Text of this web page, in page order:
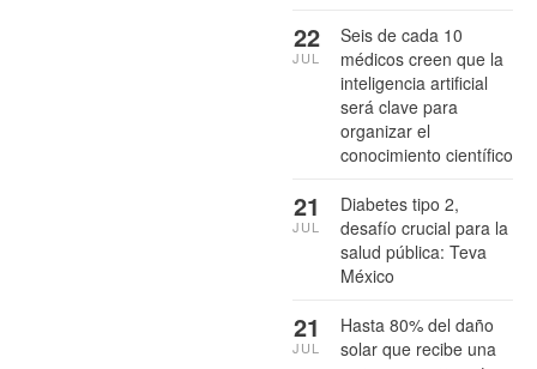
Seis de cada 10
médicos creen que la
inteligencia artificial
será clave para
organizar el
conocimiento científico
22
JUL
Diabetes tipo 2,
desafío crucial para la
salud pública: Teva
México
21
JUL
Hasta 80% del daño
solar que recibe una
21
JUL